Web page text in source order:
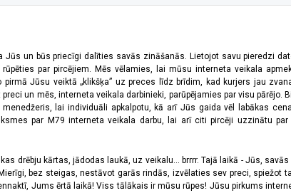
un būs priecīgi dalīties savās zināšanās. Lietojot savu pieredzi
par pircējiem. Mēs vēlamies, lai mūsu interneta veikala
Jūsu veiktā „klikšķa” uz preces līdz brīdim, kad kurjers jau
un mēs, interneta veikala darbinieki, parūpējamies par visu pārējo.
lai individuāli apkalpotu, kā arī Jūs gaida vēl labākas
par M79 interneta veikala darbu, lai arī citi pircēji uzzinātu
drēbju kārtas, jādodas laukā, uz veikalu... brrrr. Tajā laikā - Jūs,
bez steigas, nestāvot garās rindās, izvēlaties sev preci, spiežot
Jums ērtā laikā! Viss tālākais ir mūsu rūpes! Jūsu pirkums